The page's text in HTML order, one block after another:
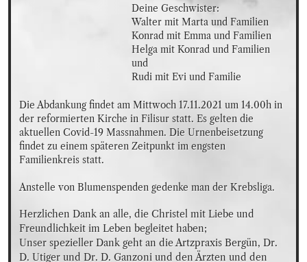
Deine Geschwister:
Walter mit Marta und Familien
Konrad mit Emma und Familien
Helga mit Konrad und Familien
und
Rudi mit Evi und Familie
Die Abdankung findet am Mittwoch 17.11.2021 um 14.00h in
der reformierten Kirche in Filisur statt. Es gelten die
aktuellen Covid-19 Massnahmen. Die Urnenbeisetzung
findet zu einem späteren Zeitpunkt im engsten
Familienkreis statt.
Anstelle von Blumenspenden gedenke man der Krebsliga.
Herzlichen Dank an alle, die Christel mit Liebe und
Freundlichkeit im Leben begleitet haben;
Unser spezieller Dank geht an die Artzpraxis Bergün, Dr.
D. Utiger und Dr. D. Ganzoni und den Ärzten und den